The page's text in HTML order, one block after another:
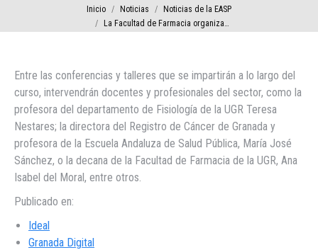
Inicio Noticias
Noticias de la EASP
La Facultad de Farmacia organiza…
Entre las conferencias y talleres que se impartirán a lo largo del
curso, intervendrán docentes y profesionales del sector, como la
profesora del departamento de Fisiología de la UGR Teresa
Nestares; la directora del Registro de Cáncer de Granada y
profesora de la Escuela Andaluza de Salud Pública, María José
Sánchez, o la decana de la Facultad de Farmacia de la UGR, Ana
Isabel del Moral, entre otros.
Publicado en:
Ideal
Granada Digital